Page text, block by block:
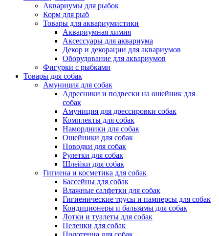
Аквариумы для рыбок
Корм для рыб
Товары для аквариумистики
Аквариумная химия
Аксессуары для аквариума
Декор и декорации для аквариумов
Оборудование для аквариумов
Фигурки с рыбками
Товары для собак
Амуниция для собак
Адресники и подвески на ошейник для
собак
Амуниция для дрессировки собак
Комплекты для собак
Намордники для собак
Ошейники для собак
Поводки для собак
Рулетки для собак
Шлейки для собак
Гигиена и косметика для собак
Бассейны для собак
Влажные салфетки для собак
Гигиенические трусы и памперсы для собак
Кондиционеры и бальзамы для собак
Лотки и туалеты для собак
Пеленки для собак
Полотенца для собак